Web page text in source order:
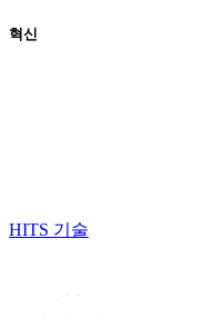
혁신
HITS 기술